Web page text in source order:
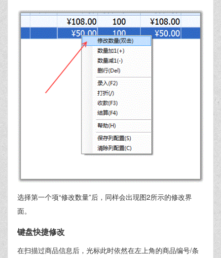
选择第一个项“修改数量”后，同样会出现图2所示的修改界
面。
键盘快捷修改
在扫描过商品信息后，光标此时依然在左上角的商品编号/条